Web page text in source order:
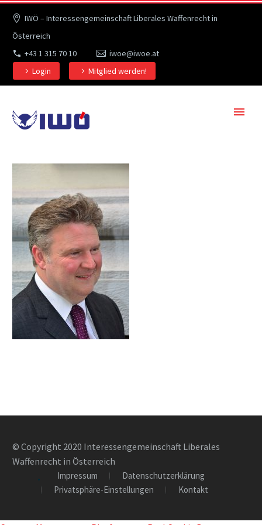
IWÖ – Interessengemeinschaft Liberales Waffenrecht in
Österreich
+43 1 315 70 10
iwoe@iwoe.at
Login
Mitglied werden!
© Copyright 2020 Interessengemeinschaft Liberales
Waffenrecht in Österreich
Impressum
Datenschutzerklärung
Privatsphäre-Einstellungen
Kontakt